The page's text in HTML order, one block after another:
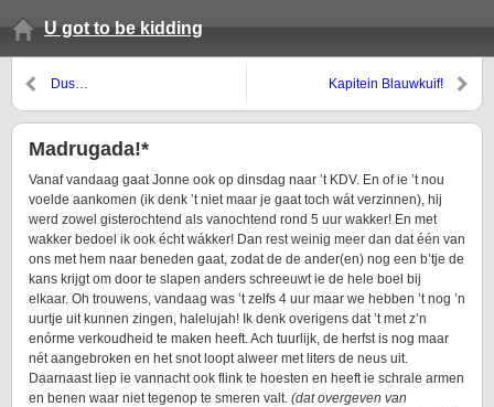
U got to be kidding
Dus… Kapitein Blauwkuif!
Madrugada!*
Vanaf vandaag gaat Jonne ook op dinsdag naar ’t KDV. En of ie ’t nou
voelde aankomen (ik denk ’t niet maar je gaat toch wát verzinnen), hij
werd zowel gisterochtend als vanochtend rond 5 uur wakker! En met
wakker bedoel ik ook écht wákker! Dan rest weinig meer dan dat één van
ons met hem naar beneden gaat, zodat de de ander(en) nog een b’tje de
kans krijgt om door te slapen anders schreeuwt ie de hele boel bij
elkaar. Oh trouwens, vandaag was ’t zelfs 4 uur maar we hebben ’t nog ’n
uurtje uit kunnen zingen, halelujah! Ik denk overigens dat ’t met z’n
enórme verkoudheid te maken heeft. Ach tuurlijk, de herfst is nog maar
nét aangebroken en het snot loopt alweer met liters de neus uit.
Daarnaast liep ie vannacht ook flink te hoesten en heeft ie schrale armen
en benen waar niet tegenop te smeren valt. (dat overgeven van